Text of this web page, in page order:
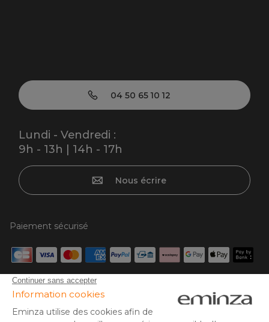
04 50 65 10 12
Lundi - Vendredi :
9h - 13h | 14h - 17h
Nous écrire
Paiement sécurisé
Carte bancaire, PayPal, virement bancaire, 3x ou 4x par CB
à partir de 50€, Google/Apple Pay.